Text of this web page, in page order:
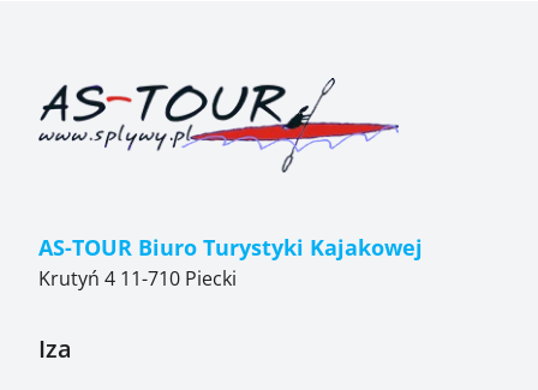
AS-TOUR Biuro Turystyki Kajakowej
Krutyń 4 11-710 Piecki
Iza